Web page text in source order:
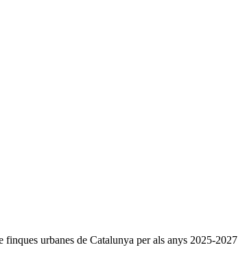
urbanes de Catalunya per als anys 2025-2027